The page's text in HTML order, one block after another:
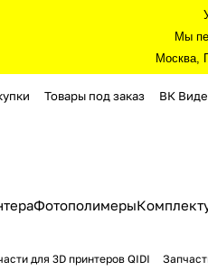
Мы
Москва,
Товары под заказ ВК
Фотополимеры
для 3D принтеров QIDI